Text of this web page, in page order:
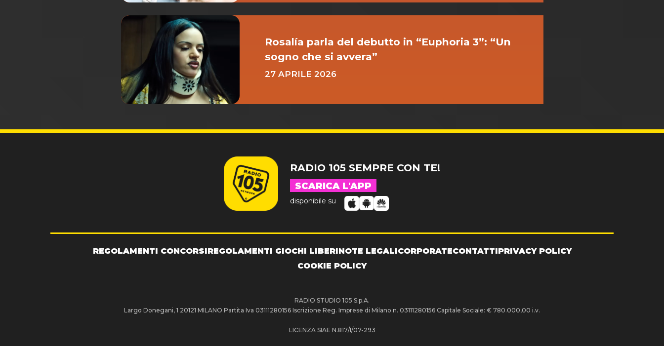
Rosalía parla del debutto in “Euphoria 3”: “Un
sogno che si avvera”
27 APRILE 2026
RADIO 105 SEMPRE CON TE!
SCARICA L'APP
disponibile su
REGOLAMENTI CONCORSIREGOLAMENTI GIOCHI LIBERINOTE LEGALICORPORATECONTATTIPRIVACY POLICY
COOKIE POLICY
RADIO STUDIO 105 S.p.A.
Largo Donegani, 1 20121 MILANO Partita Iva 03111280156 Iscrizione Reg. Imprese di Milano n. 03111280156 Capitale Sociale: € 780.000,00 i.v.
LICENZA SIAE N.817/I/07-293